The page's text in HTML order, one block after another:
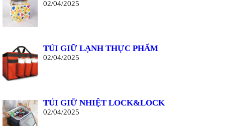
02/04/2025
TÚI GIỮ LẠNH THỰC PHẨM
02/04/2025
TÚI GIỮ NHIỆT LOCK&LOCK
02/04/2025